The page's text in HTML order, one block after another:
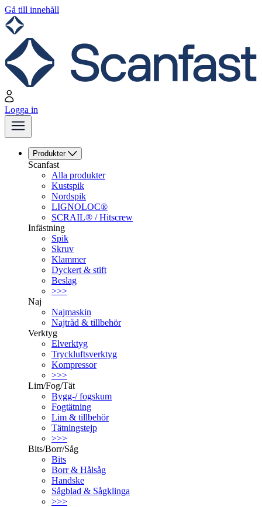
Gå till innehåll
Logga in
Produkter
Scanfast
Alla produkter
Kustspik
Nordspik
LIGNOLOC®
SCRAIL® / Hitscrew
Infästning
Spik
Skruv
Klammer
Dyckert & stift
Beslag
>>>
Naj
Najmaskin
Najtråd & tillbehör
Verktyg
Elverktyg
Tryckluftsverktyg
Kompressor
>>>
Lim/Fog/Tät
Bygg-/ fogskum
Fogtätning
Lim & tillbehör
Tätningstejp
>>>
Bits/Borr/Såg
Bits
Borr & Hålsåg
Handske
Sågblad & Sågklinga
>>>